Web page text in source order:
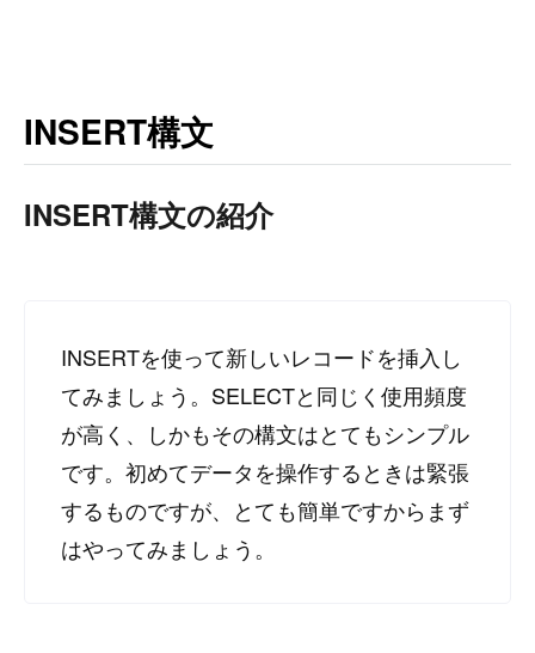
INSERT構文
INSERT構文の紹介
INSERTを使って新しいレコードを挿入し
てみましょう。SELECTと同じく使用頻度
が高く、しかもその構文はとてもシンプル
です。初めてデータを操作するときは緊張
するものですが、とても簡単ですからまず
はやってみましょう。